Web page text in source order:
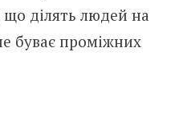
що ділять людей на
буває проміжних